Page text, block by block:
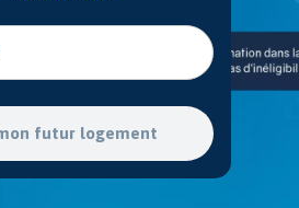
futur logement